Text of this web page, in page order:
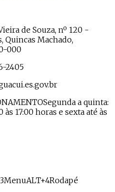
de Souza, nº 120 -
Quincas Machado,
000
2405
Segunda a quinta:
às 17:00 horas e sexta até às
MenuALT+4Rodapé